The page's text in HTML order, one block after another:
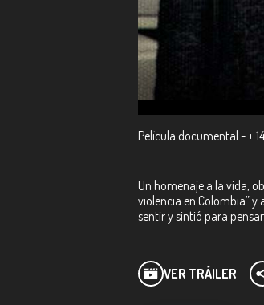
Película documental - + 14
Un homenaje a la vida,
violencia en Colombia”
sentir y sintió para pensar.
VER TRÁILER